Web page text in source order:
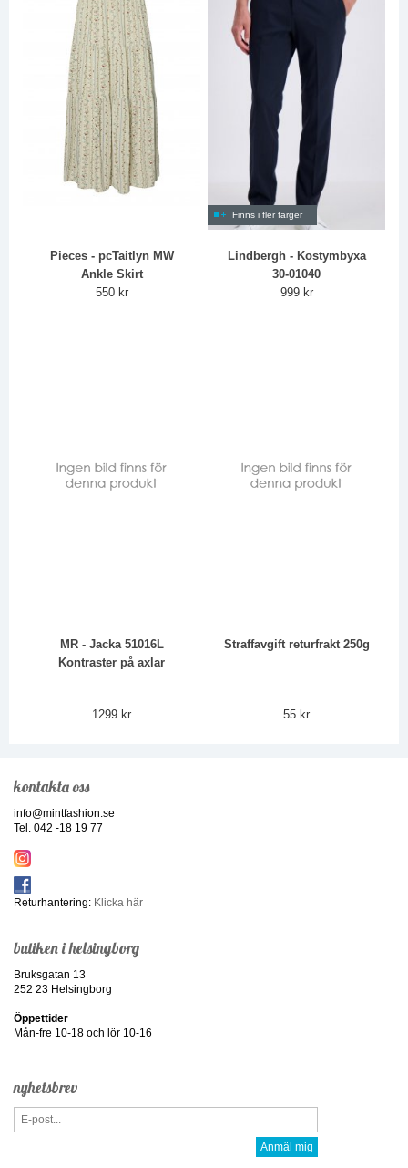
Pieces - pcTaitlyn MW
Ankle Skirt
550 kr
Finns i fler färger
Lindbergh - Kostymbyxa
30-01040
999 kr
MR - Jacka 51016L
Kontraster på axlar
1299 kr
Straffavgift returfrakt 250g
55 kr
kontakta oss
info@mintfashion.se
Tel. 042 -18 19 77
Returhantering: Klicka här
butiken i helsingborg
Bruksgatan 13
252 23 Helsingborg
Öppettider
Mån-fre 10-18 och lör 10-16
nyhetsbrev
Anmäl mig